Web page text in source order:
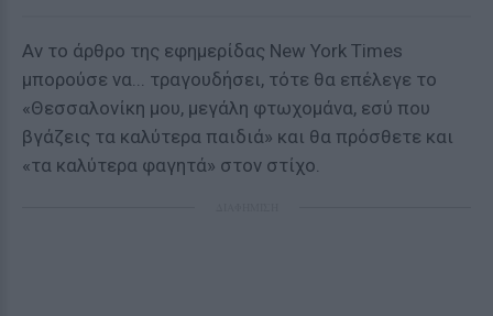
Αν το άρθρο της εφημερίδας New York Times
μπορούσε να... τραγουδήσει, τότε θα επέλεγε το
«Θεσσαλονίκη μου, μεγάλη φτωχομάνα, εσύ που
βγάζεις τα καλύτερα παιδιά» και θα πρόσθετε και
«τα καλύτερα φαγητά» στον στίχο.